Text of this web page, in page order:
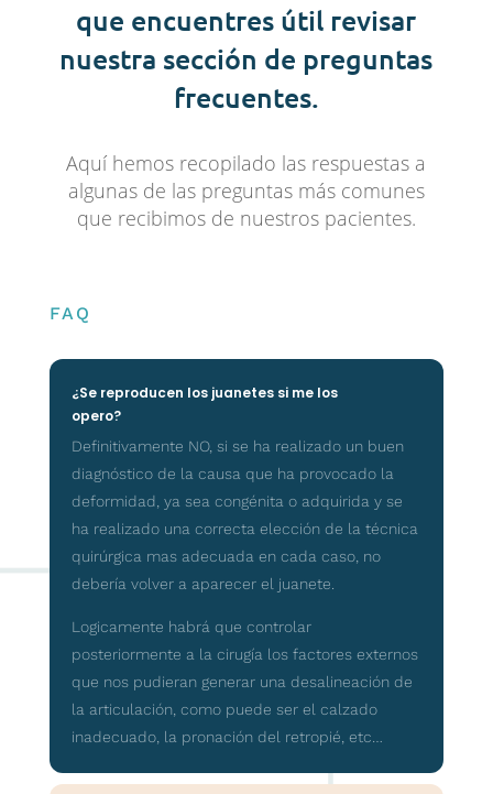
que encuentres útil revisar
nuestra sección de preguntas
frecuentes.
Aquí hemos recopilado las respuestas a
algunas de las preguntas más comunes
que recibimos de nuestros pacientes.
FAQ
¿Se reproducen los juanetes si me los
opero?
Definitivamente NO, si se ha realizado un buen
diagnóstico de la causa que ha provocado la
deformidad, ya sea congénita o adquirida y se
ha realizado una correcta elección de la técnica
quirúrgica mas adecuada en cada caso, no
debería volver a aparecer el juanete.
Logicamente habrá que controlar
posteriormente a la cirugía los factores externos
que nos pudieran generar una desalineación de
la articulación, como puede ser el calzado
inadecuado, la pronación del retropié, etc…